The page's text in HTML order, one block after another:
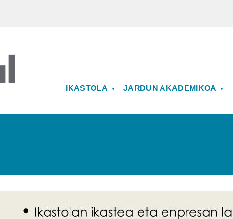
MAIN NAVIGATION
IKASTOLA JARDUN AKADEMIKOA